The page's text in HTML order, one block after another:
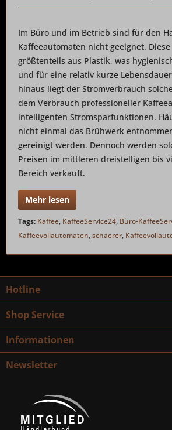
Im Büro und im Betrieb sind für den
Kaffeeautomaten nicht geeignet.
größtenteils aus Plastik, was
und für eine relativ kurze
hinaus liegt der Stromverbrauch
dem Verbrauch professioneller
intelligenten Stromsparfunktionen.
nicht einmal das Brühwerk
gereinigt werden. Dennoch werden
Preisen im mittleren dreistelligen bis
Bereich verkauft.
Mehr lesen
Tags: Kaffee, KaffeeService24, Büro-
Kaffeevollautomaten,schaerer,
Hotline
Shop Service
Informationen
Newsletter